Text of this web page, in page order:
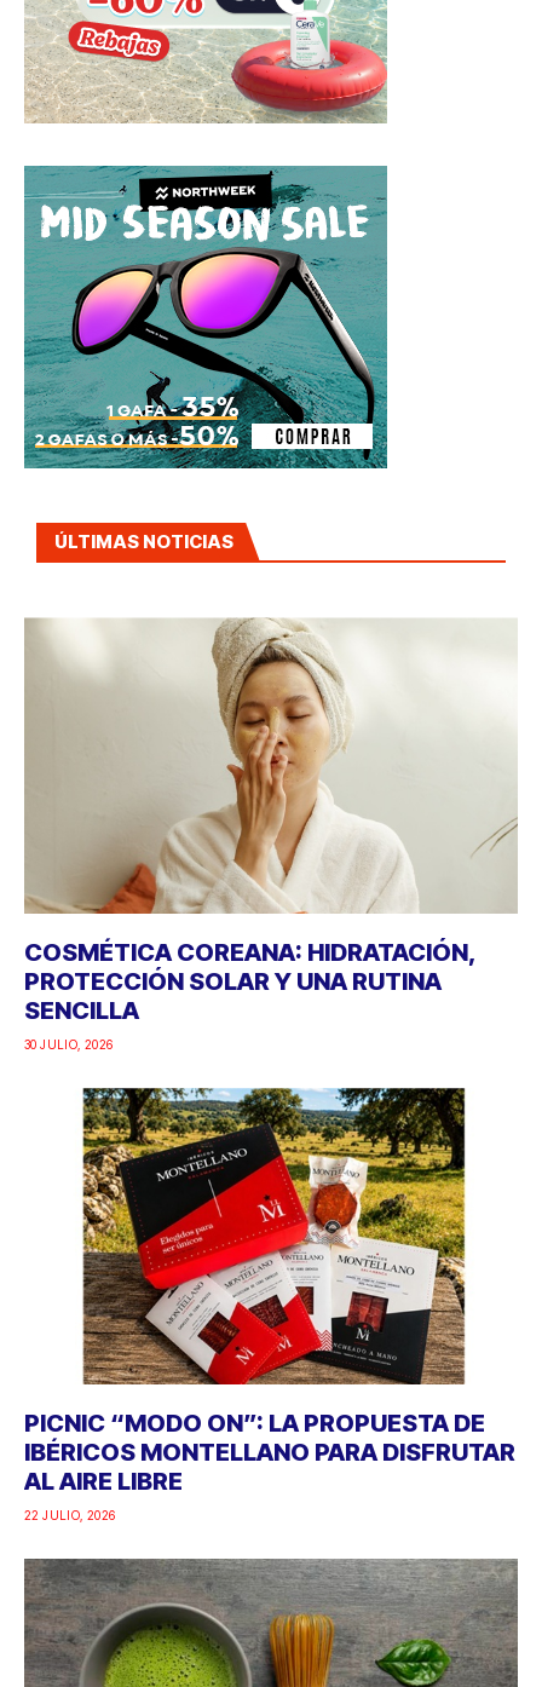
ÚLTIMAS NOTICIAS
COSMÉTICA COREANA: HIDRATACIÓN,
PROTECCIÓN SOLAR Y UNA RUTINA
SENCILLA
30 JULIO, 2026
PICNIC “MODO ON”: LA PROPUESTA DE
IBÉRICOS MONTELLANO PARA DISFRUTAR
AL AIRE LIBRE
22 JULIO, 2026